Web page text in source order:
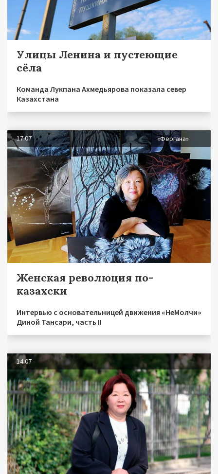
Улицы Ленина и пустеющие
сёла
Команда Лукпана Ахмедьярова показала север
Казахстана
17.07 «Фергана»
Женская революция по-
казахски
Интервью с основательницей движения «НеМолчи»
Диной Тансари, часть II
14.07